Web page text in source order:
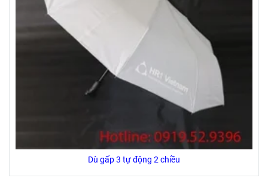
Dù gấp 3 tự động 2 chiều